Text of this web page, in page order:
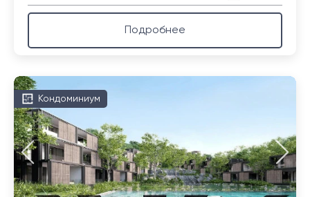
Подробнее
Кондоминиум